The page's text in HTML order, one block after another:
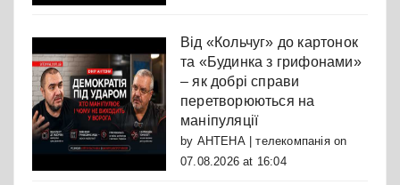
Від «Кольчуг» до картонок
та «Будинка з грифонами»
– як добрі справи
перетворюються на
маніпуляції
by АНТЕНА | телекомпаніяon
07.08.2026 at 16:04